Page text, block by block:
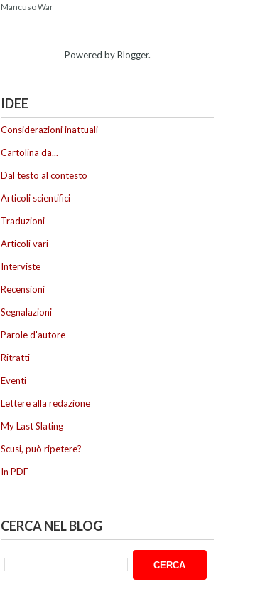
MancusoWar
Powered byBlogger.
IDEE
Considerazioni inattuali
Cartolina da...
Dal testo al contesto
Articoli scientifici
Traduzioni
Articoli vari
Interviste
Recensioni
Segnalazioni
Parole d'autore
Ritratti
Eventi
Lettere alla redazione
My Last Slating
Scusi, può ripetere?
In PDF
CERCA NEL BLOG